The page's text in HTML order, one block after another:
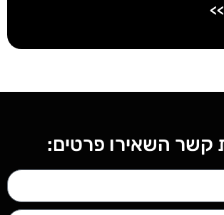
קשר השאירו פרטים: